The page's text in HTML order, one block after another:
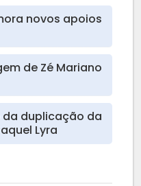
novos apoios
de Zé Mariano
duplicação da
Lyra